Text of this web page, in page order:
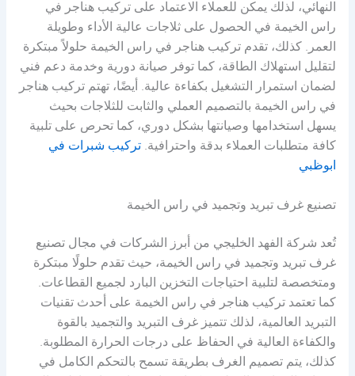
النهائي، لذلك يمكن للعملاء الاعتماد على تركيب هناجر في
راس الخيمة في الحصول على ثلاجات عالية الأداء وطويلة
العمر. كذلك، تقدم تركيب هناجر في راس الخيمة حلولاً مبتكرة
لتقليل استهلاك الطاقة، كما توفر صيانة دورية وخدمة دعم فني
لضمان استمرار التشغيل بكفاءة عالية. أيضًا، تهتم تركيب هناجر
في راس الخيمة بالتصميم العملي والثابت للثلاجات بحيث
يسهل استخدامها وصيانتها بشكل دوري، كما تحرص على تلبية
كافة متطلبات العملاء بدقة واحترافية. تركيب شبرات في
ابوظبي
تصنيع غرف تبريد وتجميد في راس الخيمة
تُعد شركة الفهد الخليجي من أبرز الشركات في مجال تصنيع
غرف تبريد وتجميد في راس الخيمة، حيث تقدم حلولًا مبتكرة
ومتخصصة لتلبية احتياجات التخزين البارد لجميع القطاعات.
كما تعتمد تركيب هناجر في راس الخيمة على أحدث تقنيات
التبريد العالمية، لذلك تتميز غرف التبريد والتجميد بالقوة
والكفاءة العالية في الحفاظ على درجات الحرارة المطلوبة.
كذلك، يتم تصميم الغرف بطريقة تسمح بالتحكم الكامل في